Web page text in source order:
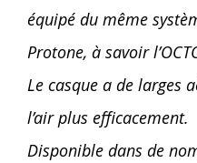
équipé du même
Protone, à savoir
Le casque a de larges
l’air plus efficacement.
Disponible dans de